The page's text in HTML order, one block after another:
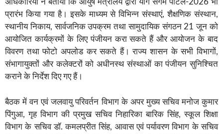
अधिकारियों ने बताया कि आयुष मंत्रालय द्वारा योग संगम पोर्टल-2026 भी
प्रारंभ किया गया है। इसके माध्यम से विभिन्न संस्थाएं, शैक्षणिक संस्थान,
स्थानीय निकाय, सार्वजनिक उपक्रम तथा सामुदायिक संगठन 21 जून को
आयोजित कार्यक्रमों के लिए पंजीयन करा सकते हैं और आयोजन के बाद
विवरण तथा फोटो अपलोड कर सकते हैं। राज्य शासन के सभी विभागों,
संभागायुक्तों और कलेक्टरों को अधीनस्थ संस्थाओं का पंजीयन सुनिश्चित
कराने के निर्देश दिए गए हैं।
बैठक में वन एवं जलवायु परिवर्तन विभाग के अपर मुख्य सचिव मनोज कुमार
पिंगुआ, गृह विभाग की प्रमुख सचिव निहारिका बारिक सिंह, स्कूल शिक्षा
विभाग के सचिव डॉ. कमलप्रीत सिंह, आवास एवं पर्यावरण विभाग के सचिव